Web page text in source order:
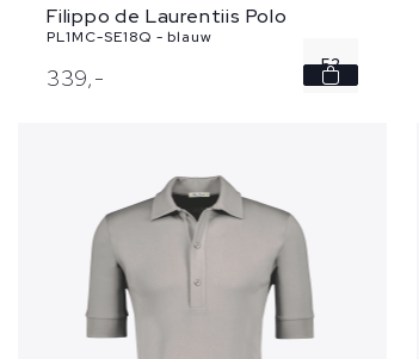
Filippo de Laurentiis Polo
PL1MC-SE18Q - blauw
339,- 52